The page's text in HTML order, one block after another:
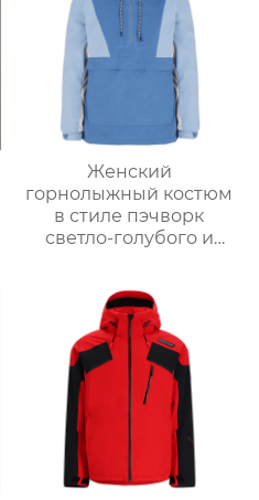
Женский
горнолыжный костюм
в стиле пэчворк
светло-голубого и